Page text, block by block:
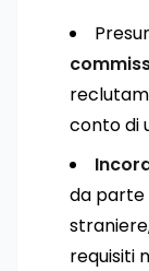
conto di
da parte
requisiti